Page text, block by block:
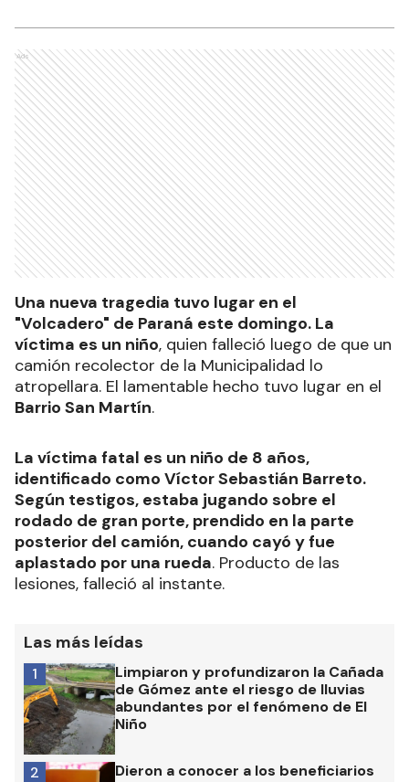
Ads
Una nueva tragedia tuvo lugar en el
"Volcadero" de Paraná este domingo. La
víctima es un niño, quien falleció luego de que un
camión recolector de la Municipalidad lo
atropellara. El lamentable hecho tuvo lugar en el
Barrio San Martín.
La víctima fatal es un niño de 8 años,
identificado como Víctor Sebastián Barreto.
Según testigos, estaba jugando sobre el
rodado de gran porte, prendido en la parte
posterior del camión, cuando cayó y fue
aplastado por una rueda. Producto de las
lesiones, falleció al instante.
Las más leídas
Limpiaron y profundizaron la Cañada
de Gómez ante el riesgo de lluvias
abundantes por el fenómeno de El
Niño
1
Dieron a conocer a los beneficiarios
2